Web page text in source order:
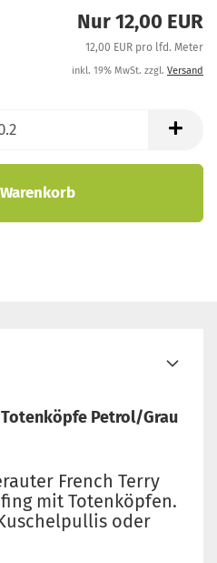
Nur 12,00 EUR
12,00 EUR pro lfd. Meter
inkl. 19% MwSt. zzgl. Versand
Petrol/Grau
French Terry
mit Totenköpfen.
oder